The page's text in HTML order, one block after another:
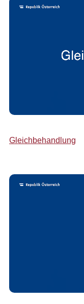
Gleichbehandlung